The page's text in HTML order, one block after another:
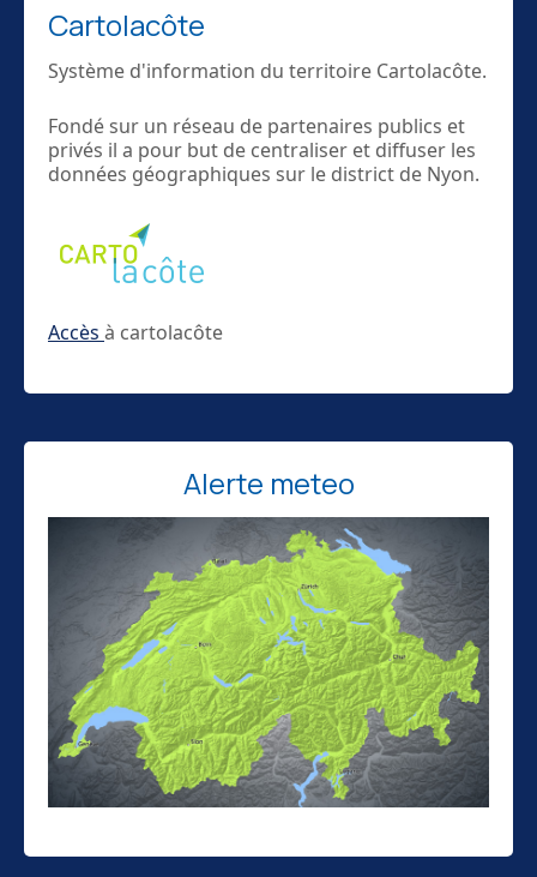
Cartolacôte
Système d'information du territoire Cartolacôte.
Fondé sur un réseau de partenaires publics et
privés il a pour but de centraliser et diffuser les
données géographiques sur le district de Nyon.
Accès à cartolacôte
Alerte meteo